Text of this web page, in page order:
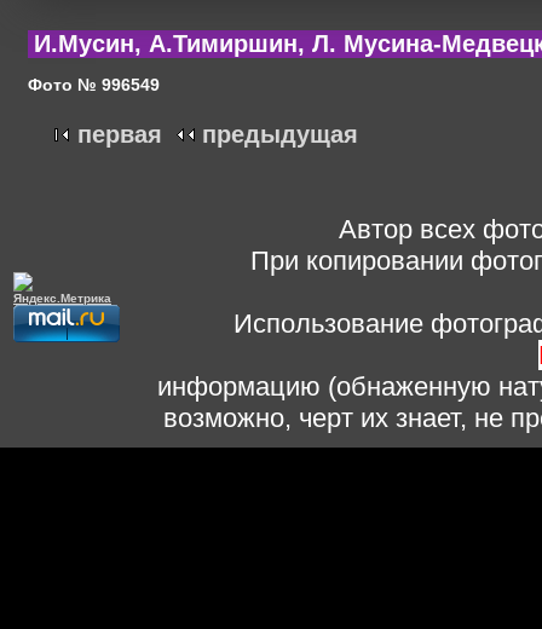
И.Мусин, А.Тимиршин, Л. Мусина-
Фото № 996549
первая предыдущая
Автор всех
При копировании
Использование
информацию (обнаженную
возможно, черт их знает, не